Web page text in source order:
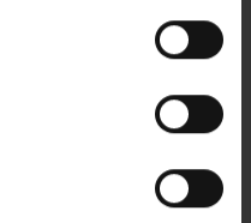
Zmrzlinová kaviareň